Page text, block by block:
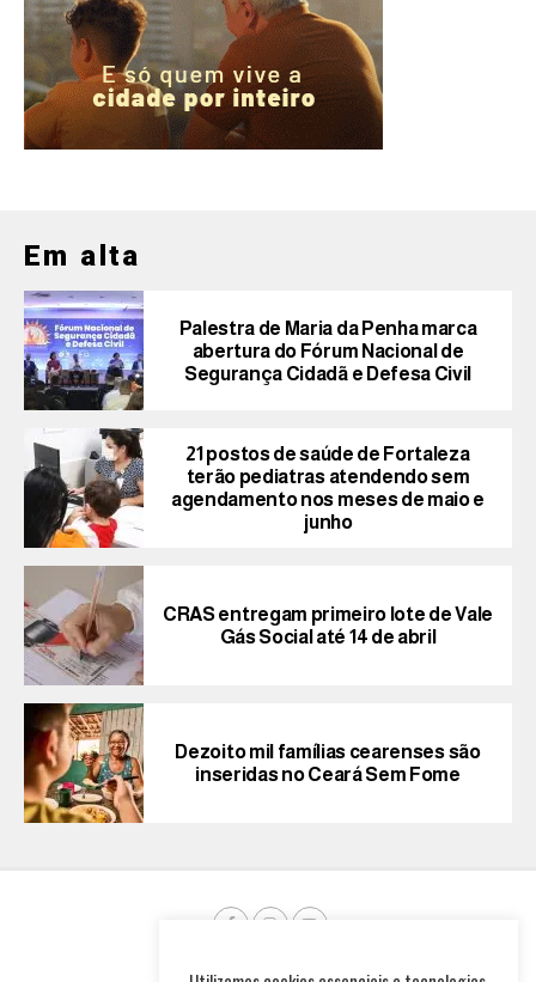
Em alta
Palestra de Maria da Penha marca
abertura do Fórum Nacional de
Segurança Cidadã e Defesa Civil
21 postos de saúde de Fortaleza
terão pediatras atendendo sem
agendamento nos meses de maio e
junho
CRAS entregam primeiro lote de Vale
Gás Social até 14 de abril
Dezoito mil famílias cearenses são
inseridas no Ceará Sem Fome